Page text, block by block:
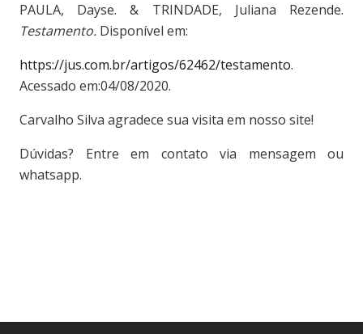
PAULA, Dayse. & TRINDADE, Juliana Rezende.
Testamento. Disponível em:
https://jus.com.br/artigos/62462/testamento.
Acessado em:04/08/2020.
Carvalho Silva agradece sua visita em nosso site!
Dúvidas? Entre em contato via mensagem ou
whatsapp.